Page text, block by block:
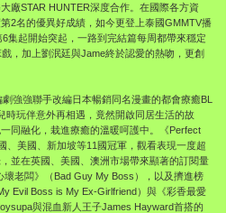
廠STAR HUNTER深度合作。在國際各方資
2名的優異好成績，如今更登上泰國GMMTV播
集起開始突起，一路到完結篇每周都帶來穩定
，加上劉泯廷與Jame終於認愛的熱吻，更創
強強聯手改編日本暢銷同名漫畫的都會療癒BL
時玩伴意外再相遇，竟然開啟同居生活的故
同融化，栽進療癒的溫暖呵護中。《Perfect
、美國、新加坡等11國冠軍，觀看表現一度超
並在英國、美國、澳洲市場帶來顯著的訂閱量
老闆》（Bad Guy My Boss），以及擠進榜
Evil Boss is My Ex-Girlfriend）與《彩香最愛
與混血新人王子James Hayward首搭的